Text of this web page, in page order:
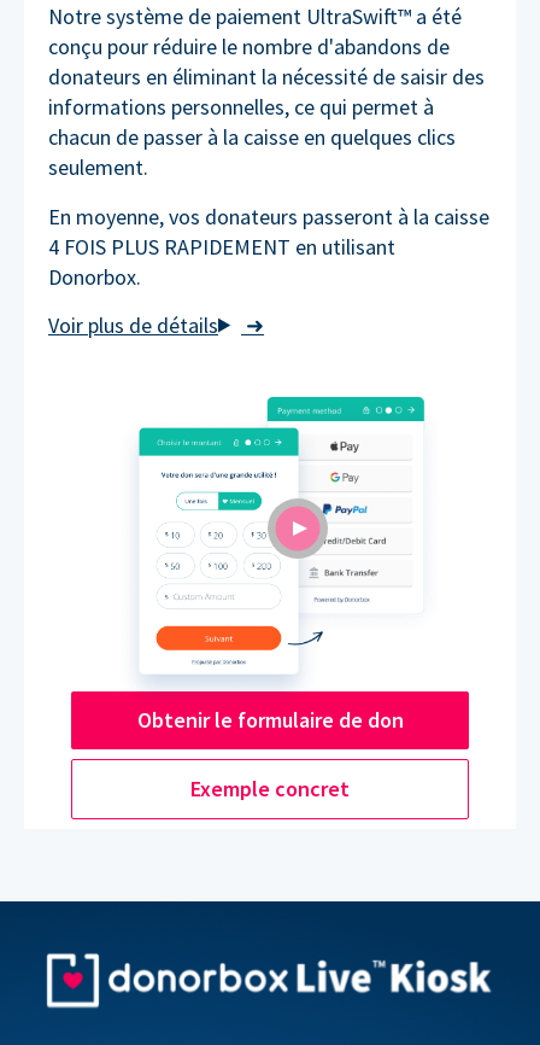
➜
Notre système de paiement UltraSwift™ a été
conçu pour réduire le nombre d'abandons de
donateurs en éliminant la nécessité de saisir des
informations personnelles, ce qui permet à
chacun de passer à la caisse en quelques clics
seulement.
En moyenne, vos donateurs passeront à la caisse
4 FOIS PLUS RAPIDEMENT en utilisant
Donorbox.
Obtenir le formulaire de don
Exemple concret